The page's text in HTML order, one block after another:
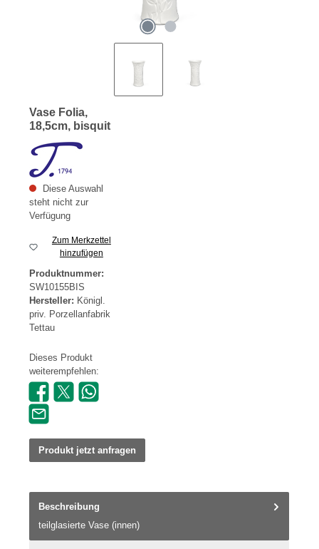
Vase Folia,
18,5cm, bisquit
Diese Auswahl
steht nicht zur
Verfügung
Zum Merkzettel
hinzufügen
Produktnummer:
SW10155BIS
Hersteller: Königl.
priv. Porzellanfabrik
Tettau
Dieses Produkt
weiterempfehlen:
Produkt jetzt anfragen
Beschreibung
teilglasierte Vase (innen)